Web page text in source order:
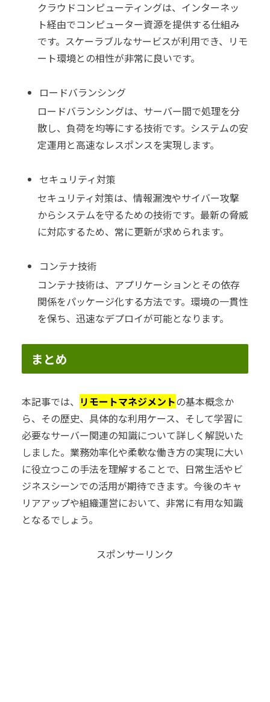
クラウドコンピューティングは、インターネッ
ト経由でコンピューター資源を提供する仕組み
です。スケーラブルなサービスが利用でき、リモ
ート環境との相性が非常に良いです。
ロードバランシング
ロードバランシングは、サーバー間で処理を分
散し、負荷を均等にする技術です。システムの安
定運用と高速なレスポンスを実現します。
セキュリティ対策
セキュリティ対策は、情報漏洩やサイバー攻撃
からシステムを守るための技術です。最新の脅威
に対応するため、常に更新が求められます。
コンテナ技術
コンテナ技術は、アプリケーションとその依存
関係をパッケージ化する方法です。環境の一貫性
を保ち、迅速なデプロイが可能となります。
まとめ
本記事では、 リモートマネジメントの基本概念か
ら、その歴史、具体的な利用ケース、そして学習に
必要なサーバー関連の知識について詳しく解説いた
しました。業務効率化や柔軟な働き方の実現に大い
に役立つこの手法を理解することで、日常生活やビ
ジネスシーンでの活用が期待できます。今後のキャ
リアアップや組織運営において、非常に有用な知識
となるでしょう。
スポンサーリンク